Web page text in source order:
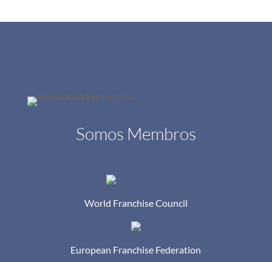
Somos Membros
World Franchise Council
European Franchise Federation